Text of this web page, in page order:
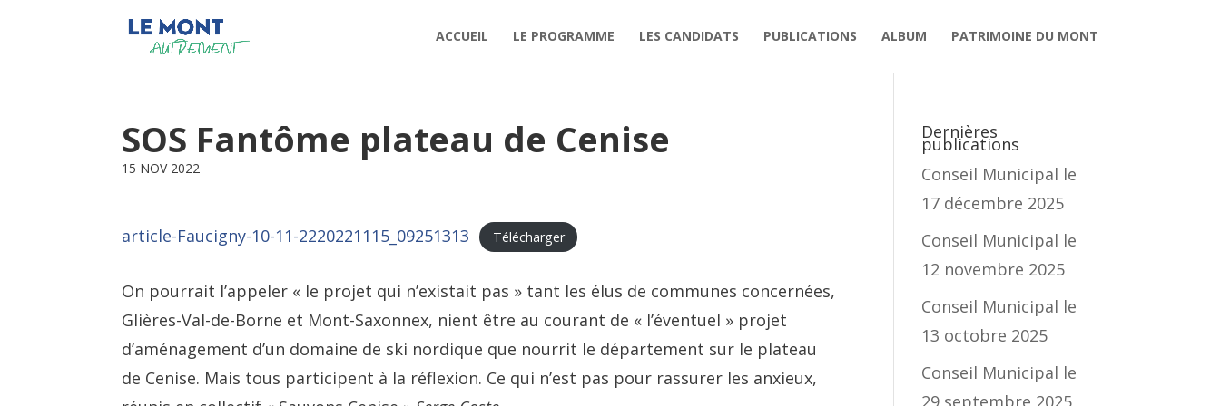
ACCUEIL LE PROGRAMME LES CANDIDATS PUBLICATIONS ALBUM PATRIMOINE DU MONT
SOS Fantôme plateau de Cenise
15 NOV 2022
article-Faucigny-10-11-2220221115_09251313 Télécharger
On pourrait l’appeler « le projet qui n’existait pas » tant les élus de communes concernées,
Glières-Val-de-Borne et Mont-Saxonnex, nient être au courant de « l’éventuel » projet
d’aménagement d’un domaine de ski nordique que nourrit le département sur le plateau
de Cenise. Mais tous participent à la réflexion. Ce qui n’est pas pour rassurer les anxieux,
Dernières
publications
Conseil Municipal le
17 décembre 2025
Conseil Municipal le
12 novembre 2025
Conseil Municipal le
13 octobre 2025
Conseil Municipal le
29 septembre 2025